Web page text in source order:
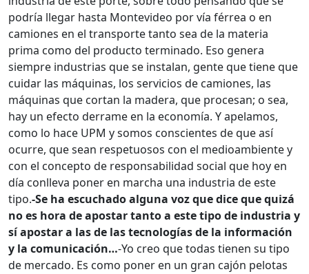
podría llegar hasta Montevideo por vía férrea o en
camiones en el transporte tanto sea de la materia
prima como del producto terminado. Eso genera
siempre industrias que se instalan, gente que tiene que
cuidar las máquinas, los servicios de camiones, las
máquinas que cortan la madera, que procesan; o sea,
hay un efecto derrame en la economía. Y apelamos,
como lo hace UPM y somos conscientes de que así
ocurre, que sean respetuosos con el medioambiente y
con el concepto de responsabilidad social que hoy en
día conlleva poner en marcha una industria de este
tipo.-Se ha escuchado alguna voz que dice que quizá
no es hora de apostar tanto a este tipo de industria y
sí apostar a las de las tecnologías de la información
y la comunicación…-Yo creo que todas tienen su tipo
de mercado. Es como poner en un gran cajón pelotas